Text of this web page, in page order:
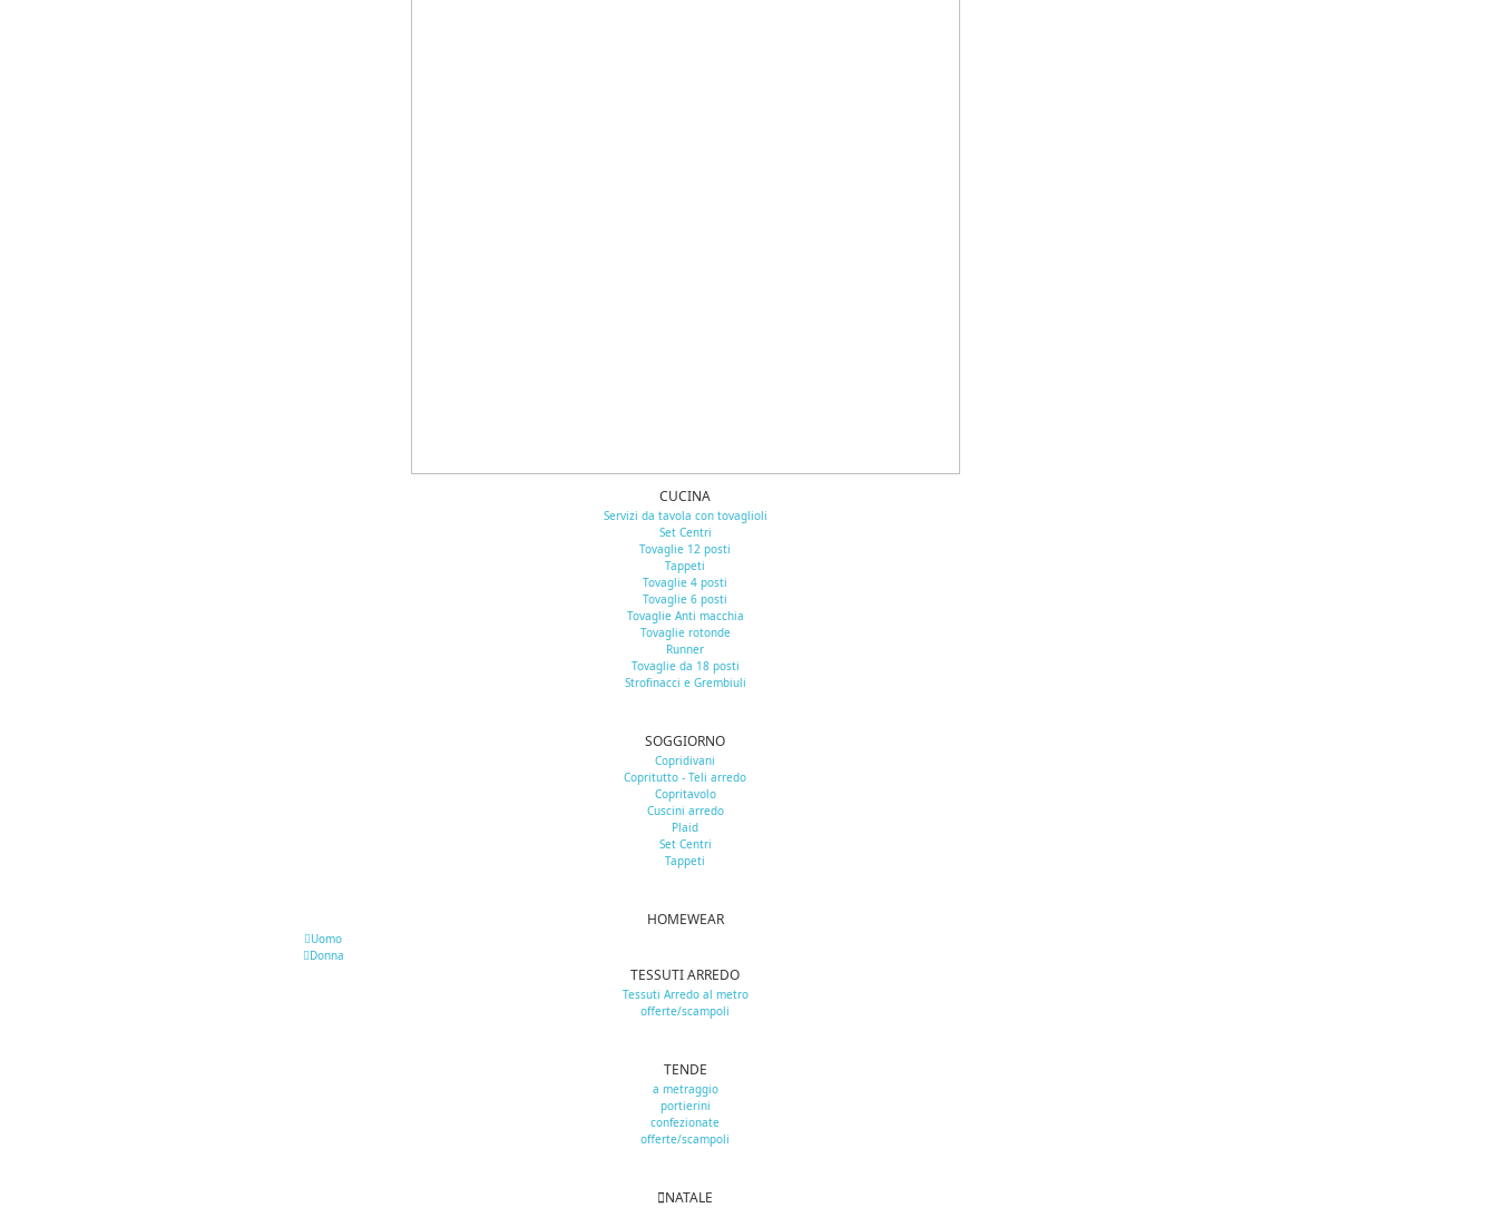
CUCINA
Servizi da tavola con tovaglioli
Set Centri
Tovaglie 12 posti
Tappeti
Tovaglie 4 posti
Tovaglie 6 posti
Tovaglie Anti macchia
Tovaglie rotonde
Runner
Tovaglie da 18 posti
Strofinacci e Grembiuli
SOGGIORNO
Copridivani
Copritutto - Teli arredo
Copritavolo
Cuscini arredo
Plaid
Set Centri
Tappeti
HOMEWEAR
Uomo
Donna
TESSUTI ARREDO
Tessuti Arredo al metro
offerte/scampoli
TENDE
a metraggio
portierini
confezionate
offerte/scampoli
NATALE